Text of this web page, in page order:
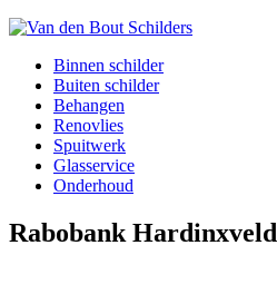
Binnen schilder
Buiten schilder
Behangen
Renovlies
Spuitwerk
Glasservice
Onderhoud
Rabobank Hardinxveld